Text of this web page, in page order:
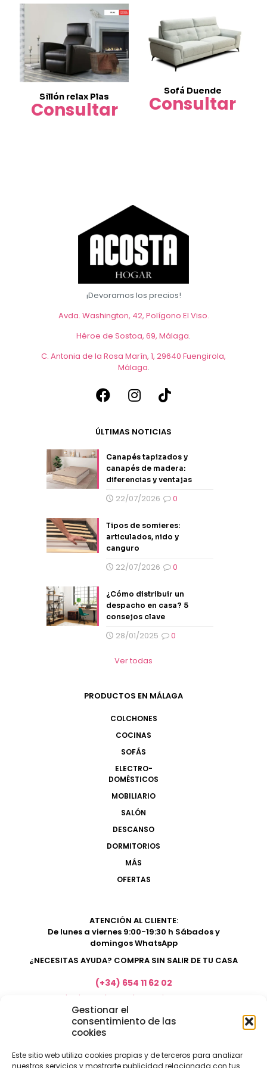
Gestionar el
consentimiento de las
cookies
Este sitio web utiliza cookies propias y de terceros para analizar
nuestros servicios y mostrarte publicidad relacionada con tus
Sillón relax Plas
Consultar
elegir
página
producto
Sofá Duende
Consultar
¡Devoramos los precios!
Avda. Washington, 42, Polígono El Viso.
Héroe de Sostoa, 69, Málaga.
C. Antonia de la Rosa Marín, 1, 29640 Fuengirola,
Málaga.
ÚLTIMAS NOTICIAS
Canapés tapizados y
canapés de madera:
diferencias y ventajas
22/07/2026 0
Tipos de somieres:
articulados, nido y
canguro
22/07/2026 0
¿Cómo distribuir un
despacho en casa? 5
consejos clave
28/01/2025 0
Ver todas
PRODUCTOS EN MÁLAGA
COLCHONES
COCINAS
SOFÁS
ELECTRO-
DOMÉSTICOS
MOBILIARIO
SALÓN
DESCANSO
DORMITORIOS
MÁS
OFERTAS
ATENCIÓN AL CLIENTE:
De lunes a viernes 9:00-19:30 h Sábados y
domingos WhatsApp
¿NECESITAS AYUDA? COMPRA SIN SALIR DE TU CASA
(+34) 654 11 62 02
marketing@electrodomesticosacosta.es
Tienda de muebles en Fuengirola